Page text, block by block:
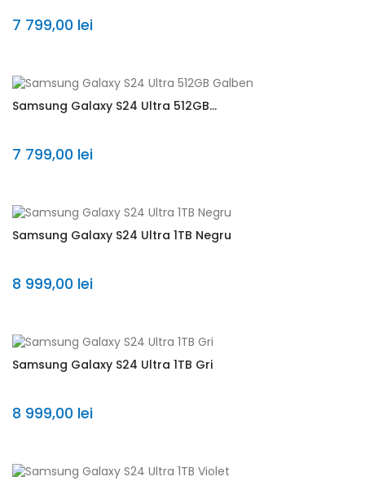
7 799,00 lei
Samsung Galaxy S24 Ultra 512GB...
7 799,00 lei
Samsung Galaxy S24 Ultra 1TB Negru
8 999,00 lei
Samsung Galaxy S24 Ultra 1TB Gri
8 999,00 lei